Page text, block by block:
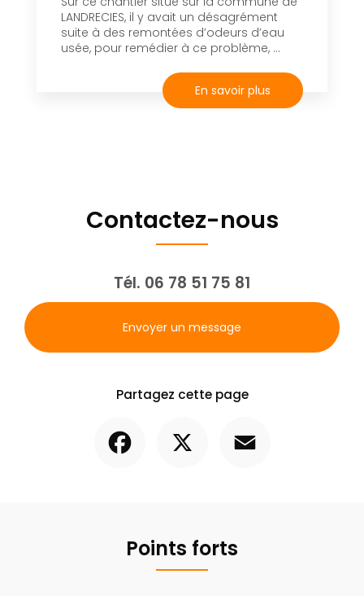
LANDRECIES, il y avait un désagrément
suite à des remontées d’odeurs d’eau
usée, pour remédier à ce problème, ...
En savoir plus
Contactez-nous
Tél. 06 78 51 75 81
Envoyer un message
Partagez cette page
Points forts